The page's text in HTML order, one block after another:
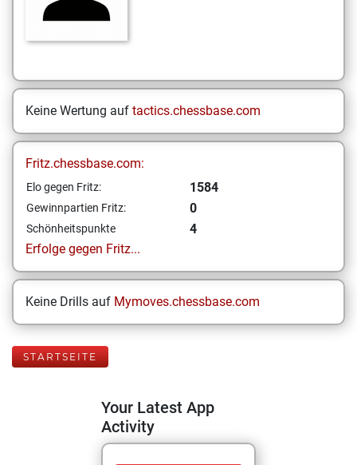
Keine Wertung auf tactics.chessbase.com
Fritz.chessbase.com:
Elo gegen Fritz: 1584
Gewinnpartien Fritz: 0
Schönheitspunkte
4
Erfolge gegen Fritz...
Keine Drills auf Mymoves.chessbase.com
STARTSEITE
Your Latest App
Activity